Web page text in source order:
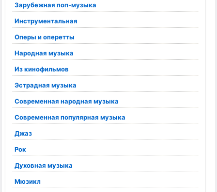
Зарубежная поп-музыка
Инструментальная
Оперы и оперетты
Народная музыка
Из кинофильмов
Эстрадная музыка
Современная народная музыка
Современная популярная музыка
Джаз
Рок
Духовная музыка
Мюзикл